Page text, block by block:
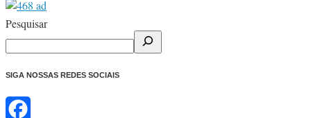
Share
Pesquisar
SIGA NOSSAS REDES SOCIAIS